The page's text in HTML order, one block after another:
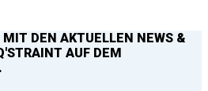
DEN AKTUELLEN NEWS &
AUF DEM